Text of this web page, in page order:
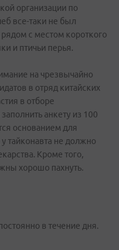
организации по
все-таки не был
с местом короткого
и птичьи перья.
на чрезвычайно
в отряд китайских
в отборе
анкету из 100
основанием для
тайконавта не должно
Кроме того,
хорошо пахнуть.
в течение дня.